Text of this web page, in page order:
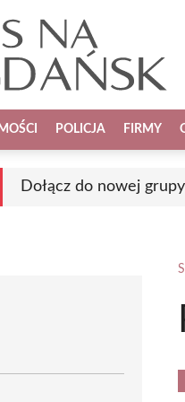
POLICJA FIRMY
Dołącz do nowej grupy